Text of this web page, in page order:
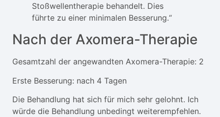
Stoßwellentherapie behandelt. Dies
führte zu einer minimalen Besserung.“
Nach der Axomera-Therapie
Gesamtzahl der angewandten Axomera-Therapie: 2
Erste Besserung: nach 4 Tagen
Die Behandlung hat sich für mich sehr gelohnt. Ich
würde die Behandlung unbedingt weiterempfehlen.